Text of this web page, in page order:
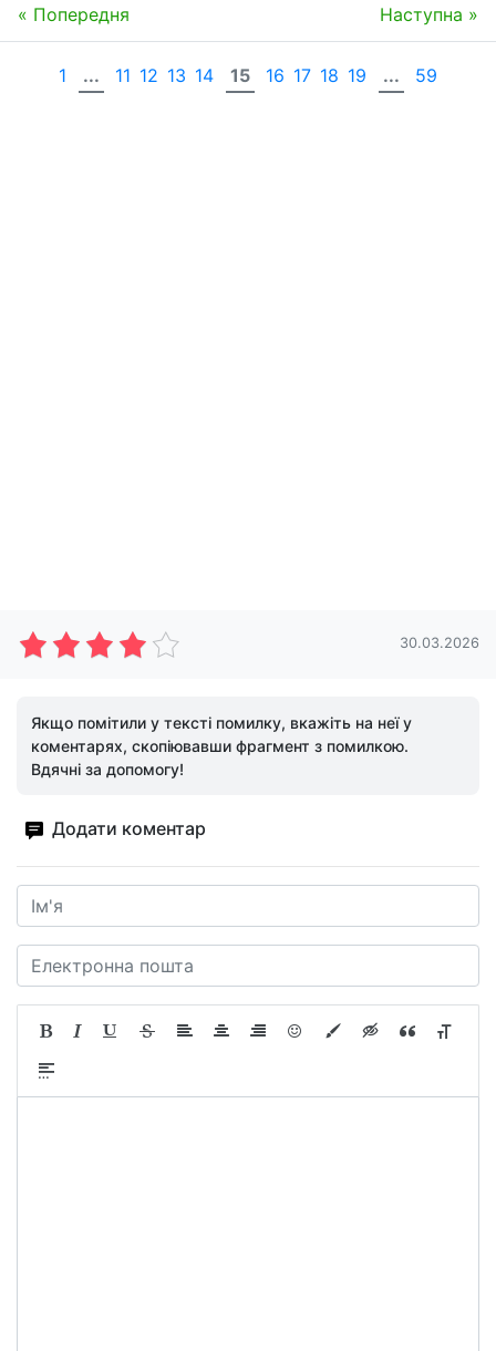
« Попередня Наступна »
1 ... 11 12 13 14 15 16 17 18 19 ... 59
30.03.2026
Якщо помітили у тексті помилку, вкажіть на неї у
коментарях, скопіювавши фрагмент з помилкою.
Вдячні за допомогу!
Додати коментар